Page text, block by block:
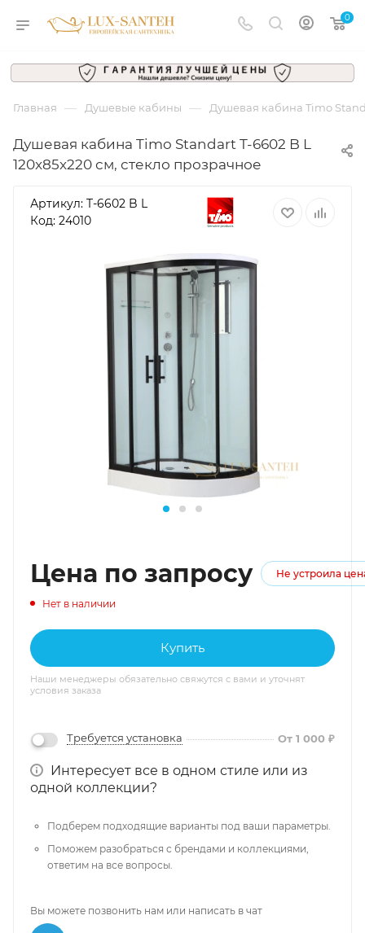
0
Главная — Душевые кабины — Душевая кабина Timo
Душевая кабина Timo Standart T-6602 B L
120x85x220 см, стекло прозрачное
Артикул: T-6602 B L
Код: 24010
Цена по запросу Не устроила
Нет в наличии
Купить
Наши менеджеры обязательно свяжутся с вами и уточнят
условия заказа
Требуется установка От 1 000 ₽
Интересует все в одном стиле или из
одной коллекции?
Подберем подходящие варианты под ваши параметры.
Поможем разобраться с брендами и коллекциями,
ответим на все вопросы.
Вы можете позвонить нам или написать в чат